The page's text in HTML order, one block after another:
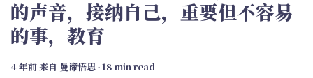
的声音，接纳自己，重要但不容易
的事，教育
4 年前来自 曼谛悟思∙ 18 min read